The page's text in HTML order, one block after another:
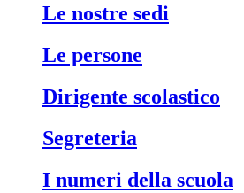
le nostre sedi
le persone
dirigente scolastico
segreteria
i numeri della scuola